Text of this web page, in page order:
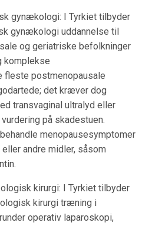
gynækologi: I Tyrkiet tilbyder
gynækologi uddannelse til
og geriatriske befolkninger
komplekse
fleste postmenopausale
det kræver dog
transvaginal ultralyd eller
på skadestuen.
menopausesymptomer
andre midler, såsom
kirurgi: I Tyrkiet tilbyder
kirurgi træning i
operativ laparoskopi,